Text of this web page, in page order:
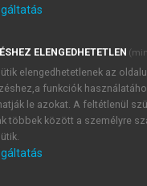
az Akadémiai Kiadó Zrt.
tájékoztatóbanfoglaltakat
vásárlási feltételeket, valamint
licencszerződéseiben
és elfogadom.
KIPRÓBÁLOM
ELENGEDHETETLEN
elengedhetetlenek az
funkciók
le azokat. A feltétlenül
többek között a személyre